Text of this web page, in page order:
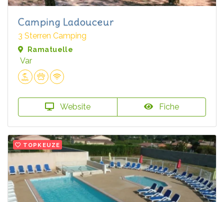
Camping Ladouceur
3 Sterren Camping
Ramatuelle
Var
Website Fiche
TOPKEUZE